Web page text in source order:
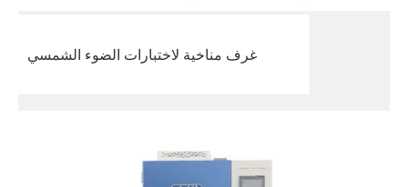
غرف مناخية لاختبارات الضوء الشمسي